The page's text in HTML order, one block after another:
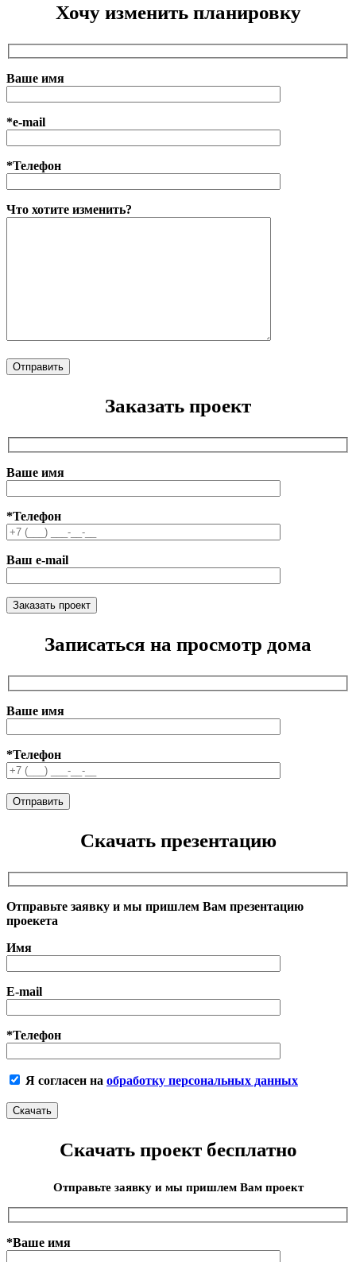
Хочу изменить планировку
Ваше имя
*e-mail
*Телефон
Что хотите изменить?
Заказать проект
Ваше имя
*Телефон
Ваш e-mail
Записаться на просмотр дома
Ваше имя
*Телефон
Скачать презентацию
Отправьте заявку и мы пришлем Вам презентацию
проекета
Имя
E-mail
*Телефон
Я согласен на обработку персональных данных
Скачать проект бесплатно
Отправьте заявку и мы пришлем Вам проект
*Ваше имя